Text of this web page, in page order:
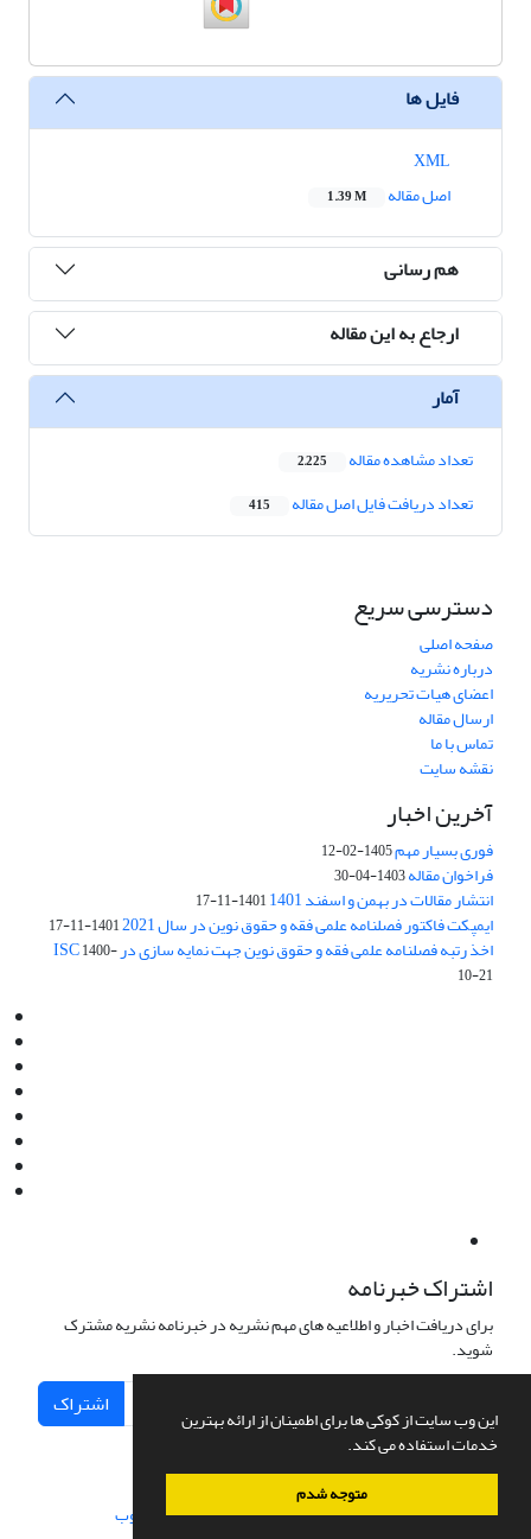
این وب سایت از کوکی ها برای اطمینان از ارائه بهترین
خدمات استفاده می کند.
متوجه شدم
فایل ها
اصل مقاله
1.39 M
هم رسانی
ارجاع به این مقاله
آمار
تعداد مشاهده مقاله 2,225
تعداد دریافت فایل اصل مقاله 415
دسترسی سریع
صفحه اصلی
درباره نشریه
اعضای هیات تحریریه
ارسال مقاله
تماس با ما
نقشه سایت
آخرین اخبار
فوری بسیار مهم1405-02-12
فراخوان مقاله1403-04-30
انتشار مقالات در بهمن و اسفند 1401 1401-11-17
ایمپکت فاکتور فصلنامه علمی فقه و حقوق نوین در سال 2021 1401-11-17
اخذ رتبه فصلنامه علمی فقه و حقوق نوین جهت نمایه سازی در ISC1400-
10-21
اشتراک خبرنامه
برای دریافت اخبار و اطلاعیه های مهم نشریه در خبرنامه نشریه مشترک
شوید.
اشتراک
سامانه مدیریت نشریات علمی.طراحی و پیاده سازی از سیناوب